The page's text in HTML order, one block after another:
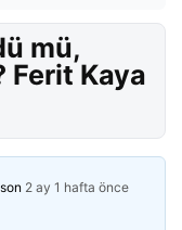
mü,
Ferit Kaya
2 ay 1 hafta önce